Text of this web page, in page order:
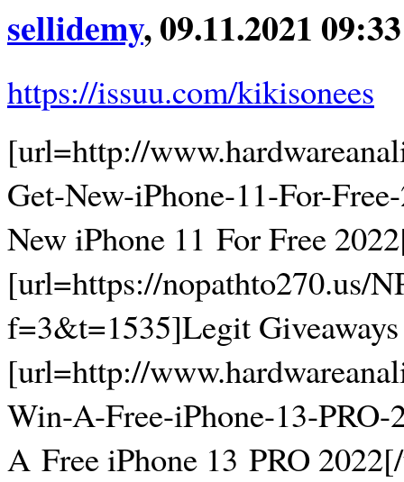
sellidemy, 09.11.2021
https://issuu.com/kikisonees
[url=http://
Get-New-iPhone-11-For-
New iPhone 11 For Free
[url=https://nopathto270.us/
f=3&t=1535]Legit
[url=http://
Win-A-Free-iPhone-13-
A Free iPhone 13 PRO